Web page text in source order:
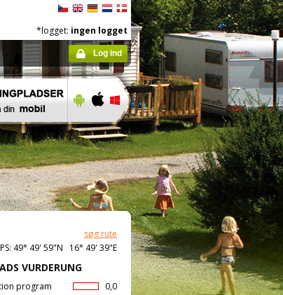
*logget: ingen logget
Log ind
søg rute
49° 49' 59"N 16° 49' 39"E
VURDERUNG
0,0
program